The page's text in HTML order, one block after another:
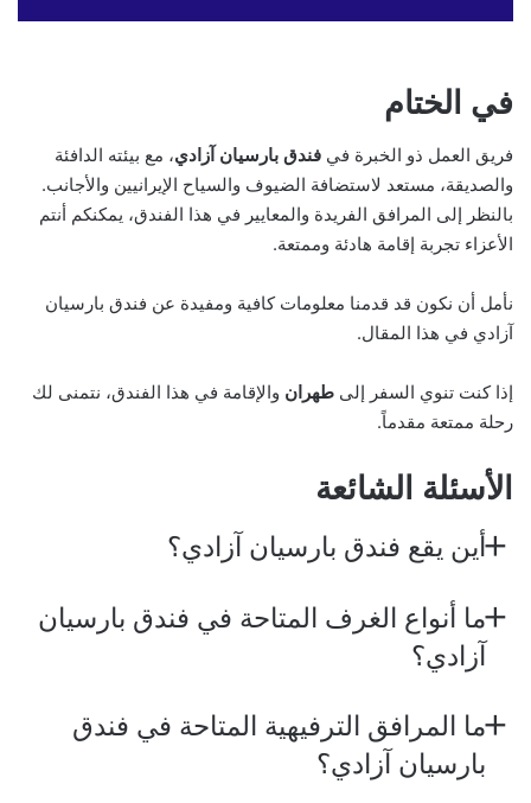
في الختام
فريق العمل ذو الخبرة في فندق بارسيان آزادي، مع بيئته الدافئة
والصديقة، مستعد لاستضافة الضيوف والسياح الإيرانيين والأجانب.
بالنظر إلى المرافق الفريدة والمعايير في هذا الفندق، يمكنكم أنتم
الأعزاء تجربة إقامة هادئة وممتعة.
نأمل أن نكون قد قدمنا معلومات كافية ومفيدة عن فندق بارسيان
آزادي في هذا المقال.
إذا كنت تنوي السفر إلى طهران والإقامة في هذا الفندق، نتمنى لك
رحلة ممتعة مقدماً.
الأسئلة الشائعة
أين يقع فندق بارسيان آزادي؟
ما أنواع الغرف المتاحة في فندق بارسيان
آزادي؟
ما المرافق الترفيهية المتاحة في فندق
بارسيان آزادي؟